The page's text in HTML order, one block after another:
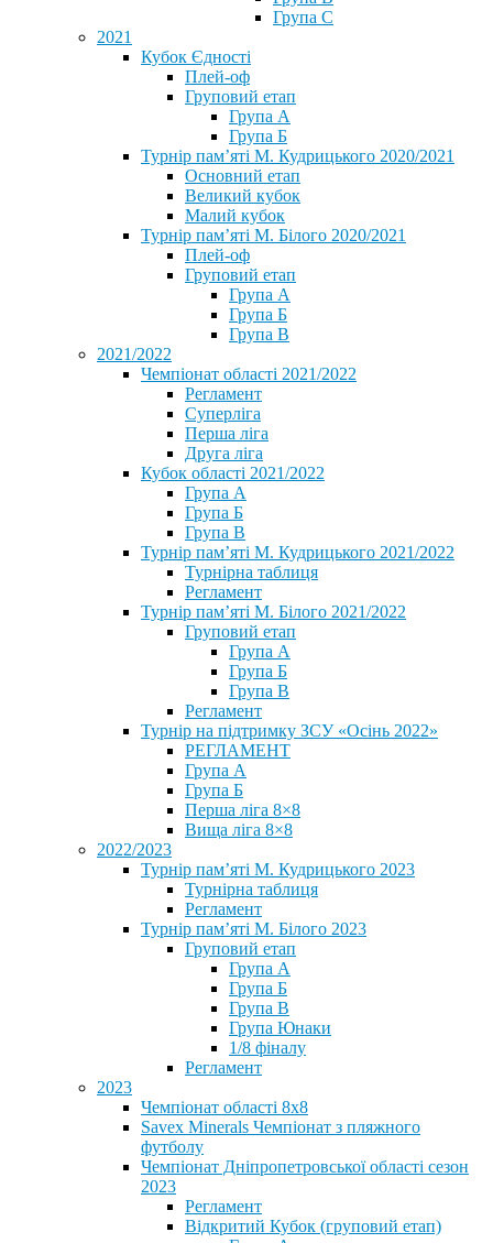
Група C
2021
Кубок Єдності
Плей-оф
Груповий етап
Група А
Група Б
Турнір пам’яті М. Кудрицького 2020/2021
Основний етап
Великий кубок
Малий кубок
Турнір пам’яті М. Білого 2020/2021
Плей-оф
Груповий етап
Група А
Група Б
Група В
2021/2022
Чемпіонат області 2021/2022
Регламент
Суперліга
Перша ліга
Друга ліга
Кубок області 2021/2022
Група А
Група Б
Група В
Турнір пам’яті М. Кудрицького 2021/2022
Турнірна таблиця
Регламент
Турнір пам’яті М. Білого 2021/2022
Груповий етап
Група А
Група Б
Група В
Регламент
Турнір на підтримку ЗСУ «Осінь 2022»
РЕГЛАМЕНТ
Група А
Група Б
Перша ліга 8×8
Вища ліга 8×8
2022/2023
Турнір пам’яті М. Кудрицького 2023
Турнірна таблиця
Регламент
Турнір пам’яті М. Білого 2023
Груповий етап
Група А
Група Б
Група В
Група Юнаки
1/8 фіналу
Регламент
2023
Чемпіонат області 8х8
Savex Minerals Чемпіонат з пляжного
футболу
Чемпіонат Дніпропетровської області сезон
2023
Регламент
Відкритий Кубок (груповий етап)